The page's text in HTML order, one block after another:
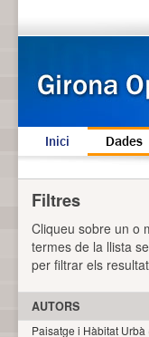
Inici Dades
Filtres
Cliqueu sobre un o
termes de la llista
per filtrar els
AUTORS
Paisatge i Hàbitat Urbà